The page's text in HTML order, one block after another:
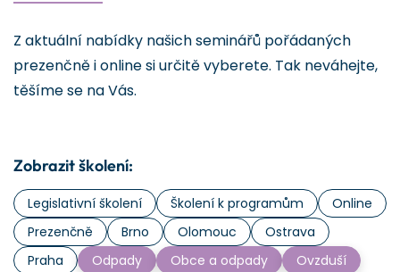
Z aktuální nabídky našich seminářů pořádaných
prezenčně i online si určitě vyberete. Tak neváhejte,
těšíme se na Vás.
Zobrazit školení:
Legislativní školení Školení k programům
Online
Prezenčně
Brno Olomouc
Ostrava
Praha
Odpady Obce a odpady
Ovzduší